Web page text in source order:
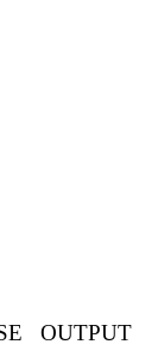
OUTPUT